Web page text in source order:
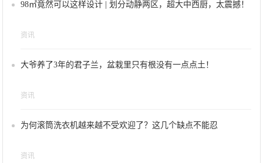
98㎡竟然可以这样设计 | 划分动静两区，超大中西厨，太震撼！
资讯
大爷养了3年的君子兰，盆栽里只有根没有一点点土！
资讯
为何滚筒洗衣机越来越不受欢迎了？这几个缺点不能忍
资讯